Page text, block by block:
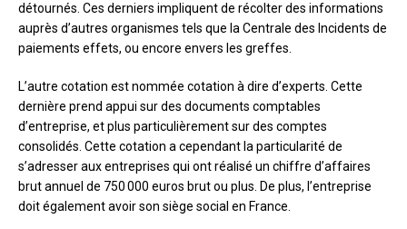
détournés. Ces derniers impliquent de récolter des informations
auprès d’autres organismes tels que la Centrale des Incidents de
paiements effets, ou encore envers les greffes.
L’autre cotation est nommée cotation à dire d’experts. Cette
dernière prend appui sur des documents comptables
d’entreprise, et plus particulièrement sur des comptes
consolidés. Cette cotation a cependant la particularité de
s’adresser aux entreprises qui ont réalisé un chiffre d’affaires
brut annuel de 750 000 euros brut ou plus. De plus, l’entreprise
doit également avoir son siège social en France.